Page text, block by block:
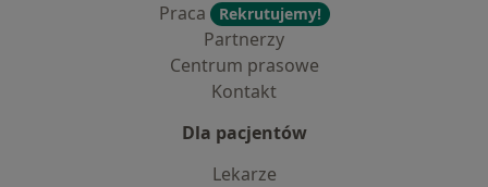
Praca
Rekrutujemy!
Partnerzy
Centrum prasowe
Kontakt
Dla pacjentów
Lekarze